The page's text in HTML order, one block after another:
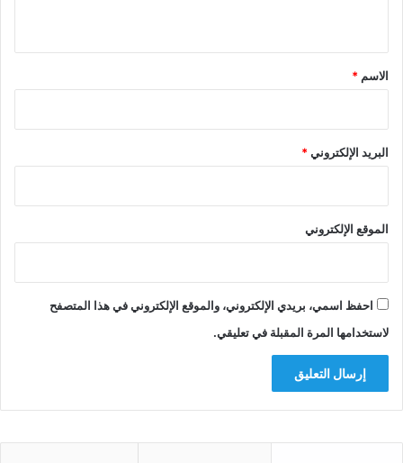
*
الاسم *
البريد الإلكتروني*
الموقع الإلكتروني
احفظ اسمي، بريدي الإلكتروني، والموقع الإلكتروني في هذا المتصفح
لاستخدامها المرة المقبلة في تعليقي.